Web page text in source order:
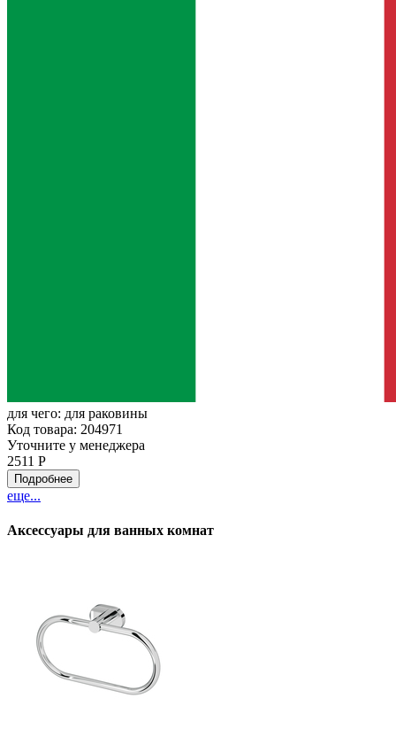
для чего: для раковины
Код товара: 204971
Уточните у менеджера
2511 Р
Подробнее
еще...
Аксессуары для ванных комнат